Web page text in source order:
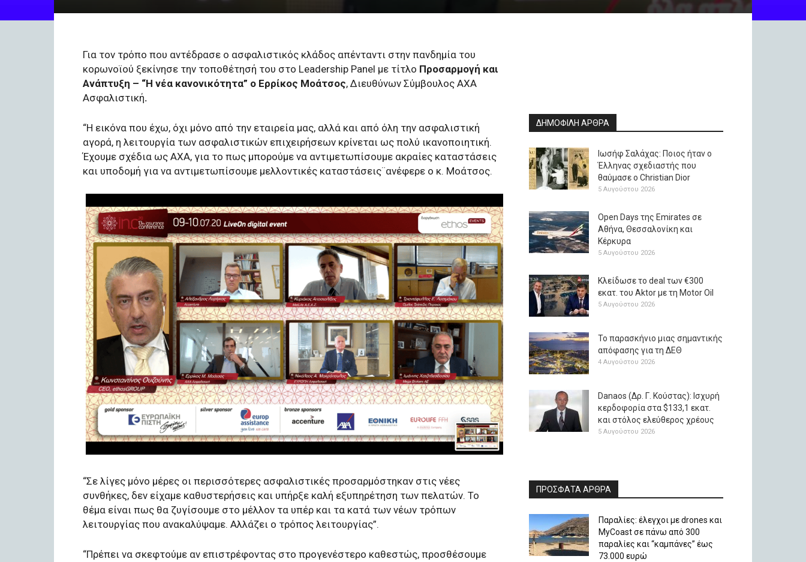
Για τον τρόπο που αντέδρασε ο ασφαλιστικός κλάδος απένταντι στην πανδημία του
κορωνοϊού ξεκίνησε την τοποθέτησή του στο Leadership Panel με τίτλο Προσαρμογή και
Aνάπτυξη – “H νέα κανονικότητα” ο Ερρίκος Μοάτσος, Διευθύνων Σύμβουλος AXA
Ασφαλιστική.
“Η εικόνα που έχω, όχι μόνο από την εταιρεία μας, αλλά και από όλη την ασφαλιστική
αγορά, η λειτουργία των ασφαλιστικών επιχειρήσεων κρίνεται ως πολύ ικανοποιητική.
Έχουμε σχέδια ως ΑΧΑ, για το πως μπορούμε να αντιμετωπίσουμε ακραίες καταστάσεις
και υποδομή για να αντιμετωπίσουμε μελλοντικές καταστάσεις¨ανέφερε ο κ. Μοάτσος.
“Σε λίγες μόνο μέρες οι περισσότερες ασφαλιστικές προσαρμόστηκαν στις νέες
συνθήκες, δεν είχαμε καθυστερήσεις και υπήρξε καλή εξυπηρέτηση των πελατών. Το
θέμα είναι πως θα ζυγίσουμε στο μέλλον τα υπέρ και τα κατά των νέων τρόπων
λειτουργίας που ανακαλύψαμε. Αλλάζει ο τρόπος λειτουργίας”.
“Πρέπει να σκεφτούμε αν επιστρέφοντας στο προγενέστερο καθεστώς, προσθέσουμε
ΔΗΜΟΦΙΛΗ ΑΡΘΡΑ
Ιωσήφ Σαλάχας: Ποιος ήταν ο
Έλληνας σχεδιαστής που
θαύμασε ο Christian Dior
5 Αυγούστου 2026
Open Days της Emirates σε
Αθήνα, Θεσσαλονίκη και
Κέρκυρα
5 Αυγούστου 2026
Κλείδωσε το deal των €300
εκατ. του Aktor με τη Μotor Oil
5 Αυγούστου 2026
Το παρασκήνιο μιας σημαντικής
απόφασης για τη ΔΕΘ
4 Αυγούστου 2026
Danaos (Δρ. Γ. Κούστας): Ισχυρή
κερδοφορία στα $133,1 εκατ.
και στόλος ελεύθερος χρέους
5 Αυγούστου 2026
ΠΡΟΣΦΑΤΑ ΑΡΘΡΑ
Παραλίες: έλεγχοι με drones και
MyCoast σε πάνω από 300
παραλίες και “καμπάνες” έως
73.000 ευρώ